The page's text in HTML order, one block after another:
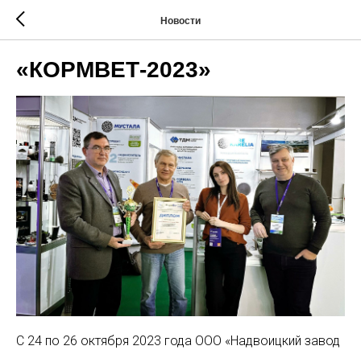
Новости
«КОРМВЕТ-2023»
С 24 по 26 октября 2023 года ООО «Надвоицкий завод